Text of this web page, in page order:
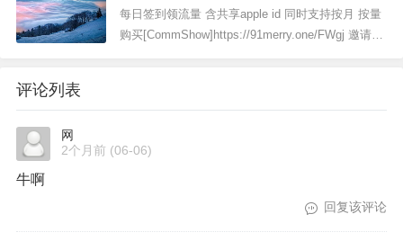
址：》》》前往《《《...
每日签到领流量 含共享apple id 同时支持按月 按量
购买[CommShow]https://91merry.one/FWgj 邀请
评论列表
网
2个月前 (06-06)
牛啊
回复该评论